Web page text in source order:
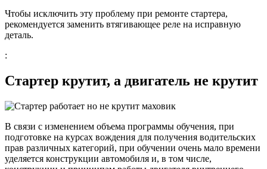
Чтобы исключить эту проблему при ремонте стартера,
рекомендуется заменить втягивающее реле на исправную
деталь.
:
Стартер крутит, а двигатель не крутит
В связи с изменением объема программы обучения, при
подготовке на курсах вождения для получения водительских
прав различных категорий, при обучении очень мало времени
уделяется конструкции автомобиля и, в том числе,